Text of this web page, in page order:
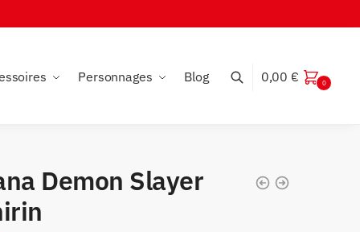
Personnages Blog 0,00 € 0
Demon Slayer